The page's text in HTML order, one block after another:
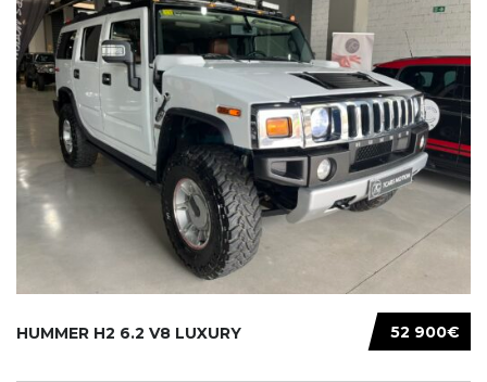
52 900€
HUMMER H2 6.2 V8 LUXURY